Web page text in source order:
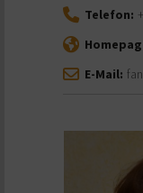
Telefon:
E-Mail: